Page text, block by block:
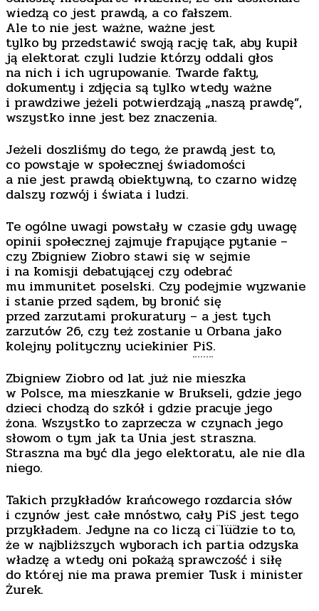
wiedzą co jest prawdą, a co fałszem.
Ale to nie jest ważne, ważne jest
tylko by przedstawić swoją rację tak, aby kupił
ją elektorat czyli ludzie którzy oddali głos
na nich i ich ugrupowanie. Twarde fakty,
dokumenty i zdjęcia są tylko wtedy ważne
i prawdziwe jeżeli potwierdzają „naszą prawdę”,
wszystko inne jest bez znaczenia.
Jeżeli doszliśmy do tego, że prawdą jest to,
co powstaje w społecznej świadomości
a nie jest prawdą obiektywną, to czarno widzę
dalszy rozwój i świata i ludzi.
Te ogólne uwagi powstały w czasie gdy uwagę
opinii społecznej zajmuje frapujące pytanie –
czy Zbigniew Ziobro stawi się w sejmie
i na komisji debatującej czy odebrać
mu immunitet poselski. Czy podejmie wyzwanie
i stanie przed sądem, by bronić się
przed zarzutami prokuratury – a jest tych
zarzutów 26, czy też zostanie u Orbana jako
kolejny polityczny uciekinier PiS.
Zbigniew Ziobro od lat już nie mieszka
w Polsce, ma mieszkanie w Brukseli, gdzie jego
dzieci chodzą do szkół i gdzie pracuje jego
żona. Wszystko to zaprzecza w czynach jego
słowom o tym jak ta Unia jest straszna.
Straszna ma być dla jego elektoratu, ale nie dla
niego.
Takich przykładów krańcowego rozdarcia słów
i czynów jest całe mnóstwo, cały PiS jest tego
przykładem. Jedyne na co liczą ci ludzie to to,
że w najbliższych wyborach ich partia odzyska
władzę a wtedy oni pokażą sprawczość i siłę
do której nie ma prawa premier Tusk i minister
Żurek.